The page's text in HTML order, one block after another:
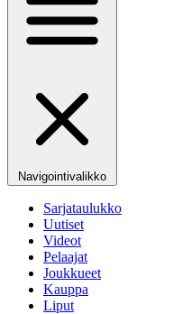
Navigointivalikko
Sarjataulukko
Uutiset
Videot
Pelaajat
Joukkueet
Kauppa
Liput